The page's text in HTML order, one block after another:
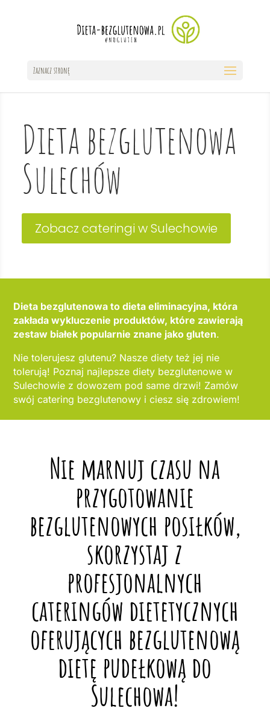
Zaznacz stronę
Dieta bezglutenowa
Sulechów
Zobacz cateringi w Sulechowie
Dieta bezglutenowa to dieta eliminacyjna, która
zakłada wykluczenie produktów, które zawierają
zestaw białek popularnie znane jako gluten.
Nie tolerujesz glutenu? Nasze diety też jej nie
tolerują! Poznaj najlepsze diety bezglutenowe w
Sulechowie z dowozem pod same drzwi! Zamów
swój catering bezglutenowy i ciesz się zdrowiem!
Nie marnuj czasu na
przygotowanie
bezglutenowych posiłków,
skorzystaj z
profesjonalnych
cateringów dietetycznych
oferujących bezglutenową
dietę pudełkową do
Sulechowa!